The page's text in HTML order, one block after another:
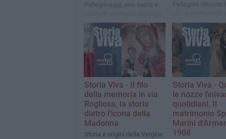
Pellegrinaggi, arte sacra e
nella chiesa dei Santi
Medici
Pellegrini vincono
macchina da
dell'edizione
Napoli
Storia Viva - Il filo
della memoria in via
Rogliosa, la storia
dietro l’icona della
Madonna
Storia e origini della Vergine
Storia Viva -
le nozze
quotidiani. Il
matrimonio
Marini
1908